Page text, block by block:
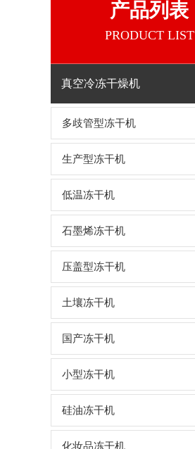
产品列表
PRODUCT LIST
真空冷冻干燥机
多歧管型冻干机
生产型冻干机
低温冻干机
石墨烯冻干机
压盖型冻干机
土壤冻干机
国产冻干机
小型冻干机
硅油冻干机
化妆品冻干机